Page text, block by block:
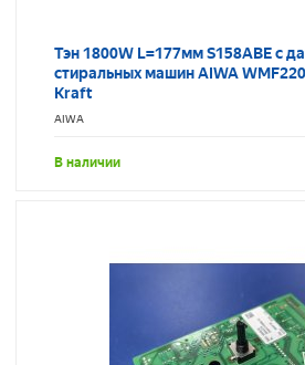
Тэн 1800W L=177мм S158ABE с
стиральных машин AIWA
Kraft
AIWA
В наличии